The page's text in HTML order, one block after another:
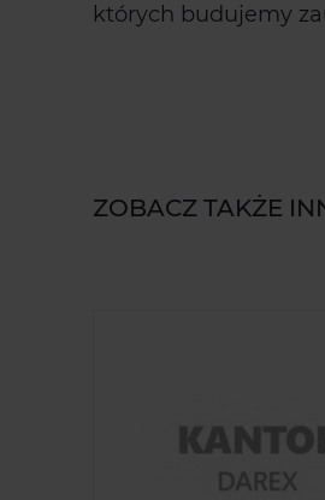
których budujemy
ZOBACZ TAKŻE